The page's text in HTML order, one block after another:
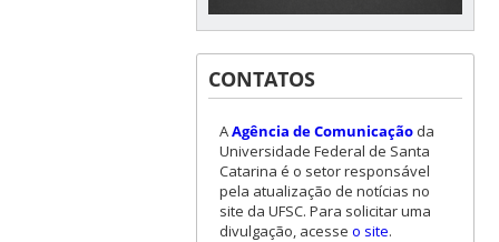
CONTATOS
AAgência de Comunicaçãoda
Universidade Federal de Santa
Catarina é o setor responsável
pela atualização de notícias no
site da UFSC. Para solicitar uma
divulgação, acesse o site.